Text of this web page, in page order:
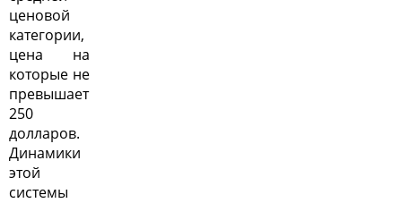
ценовой
категории,
цена на
которые не
превышает
250
долларов.
Динамики
этой
системы